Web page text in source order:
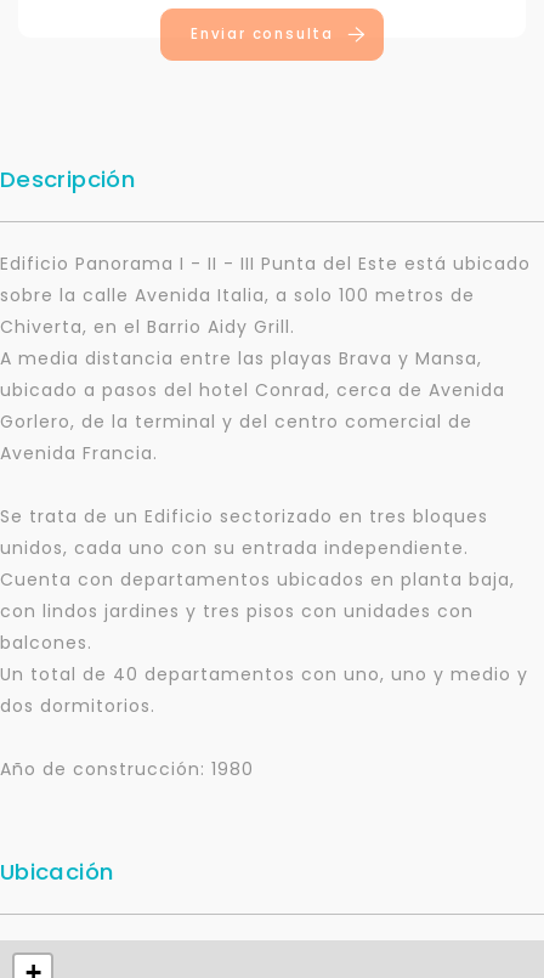
Enviar consulta
Descripción
Edificio Panorama I - II - III Punta del Este está ubicado
sobre la calle Avenida Italia, a solo 100 metros de
Chiverta, en el Barrio Aidy Grill.
A media distancia entre las playas Brava y Mansa,
ubicado a pasos del hotel Conrad, cerca de Avenida
Gorlero, de la terminal y del centro comercial de
Avenida Francia.
Se trata de un Edificio sectorizado en tres bloques
unidos, cada uno con su entrada independiente.
Cuenta con departamentos ubicados en planta baja,
con lindos jardines y tres pisos con unidades con
balcones.
Un total de 40 departamentos con uno, uno y medio y
dos dormitorios.
Año de construcción: 1980
Ubicación
+
Para responderte